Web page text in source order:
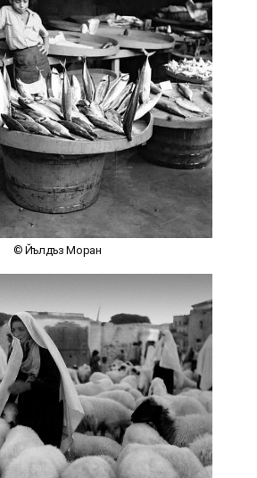
© Йълдъз Моран